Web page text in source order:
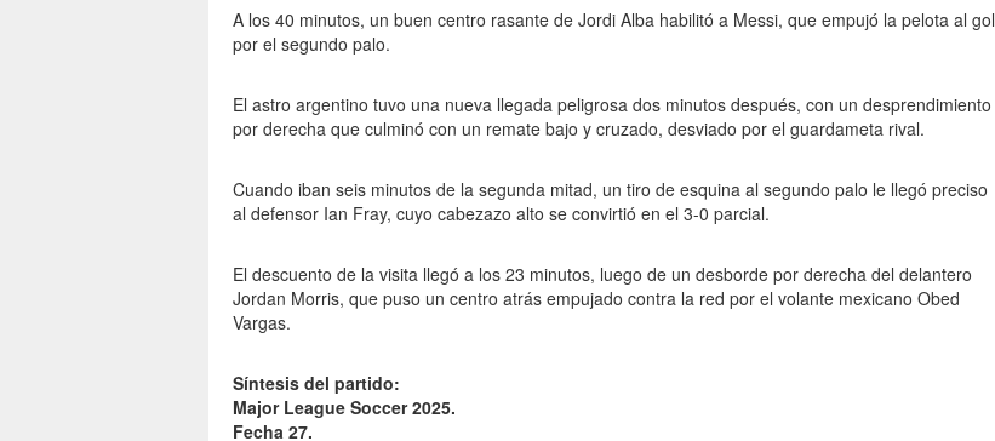
A los 40 minutos, un buen centro rasante de Jordi Alba habilitó a Messi, que empujó la pelota al gol
por el segundo palo.
El astro argentino tuvo una nueva llegada peligrosa dos minutos después, con un desprendimiento
por derecha que culminó con un remate bajo y cruzado, desviado por el guardameta rival.
Cuando iban seis minutos de la segunda mitad, un tiro de esquina al segundo palo le llegó preciso
al defensor Ian Fray, cuyo cabezazo alto se convirtió en el 3-0 parcial.
El descuento de la visita llegó a los 23 minutos, luego de un desborde por derecha del delantero
Jordan Morris, que puso un centro atrás empujado contra la red por el volante mexicano Obed
Vargas.
Síntesis del partido:
Major League Soccer 2025.
Fecha 27.